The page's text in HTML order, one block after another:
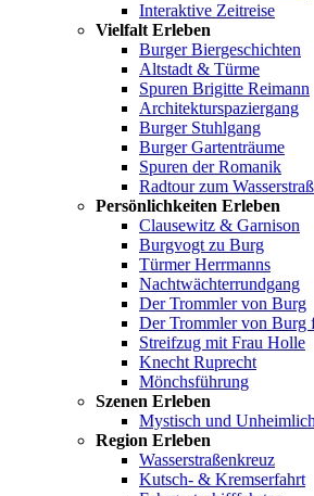
Interaktive Zeitreise
Vielfalt Erleben
Burger Biergeschichten
Altstadt & Türme
Spuren Brigitte Reimann
Architekturspaziergang
Burger Stuhlgang
Burger Gartenträume
Spuren der Romanik
Radtour zum
Persönlichkeiten Erleben
Clausewitz & Garnison
Burgvogt zu Burg
Türmer Herrmanns
Nachtwächterrundgang
Der Trommler von Burg
Der Trommler von Burg
Streifzug mit Frau Holle
Knecht Ruprecht
Mönchsführung
Szenen Erleben
Mystisch und Unheimlich
Region Erleben
Wasserstraßenkreuz
Kutsch- & Kremserfahrt